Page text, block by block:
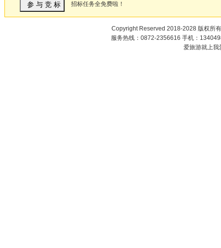
招标任务全免费啦！
Copyright Reserved 2018-2028 版权所
服务热线：0872-2356616 手机：
爱旅游就上我